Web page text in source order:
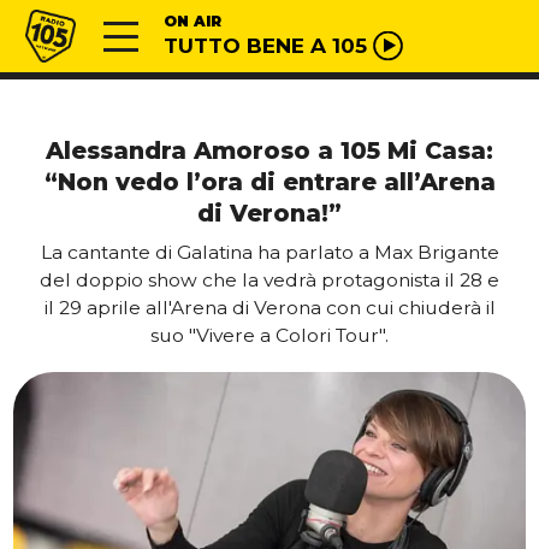
Vai al contenuto
Radio 105 ON AIR
TUTTO BENE A 105
Alessandra Amoroso a 105 Mi Casa:
“Non vedo l’ora di entrare all’Arena
di Verona!”
La cantante di Galatina ha parlato a Max Brigante
del doppio show che la vedrà protagonista il 28 e
il 29 aprile all'Arena di Verona con cui chiuderà il
suo "Vivere a Colori Tour".